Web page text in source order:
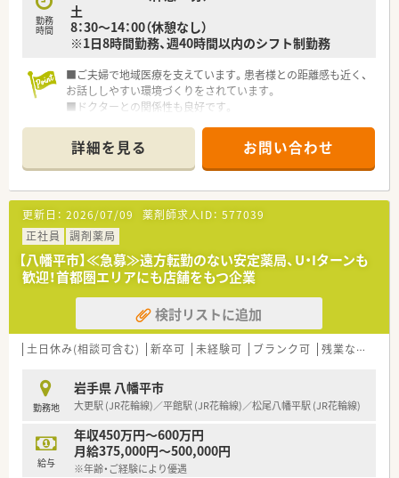
勤務
時間
土
8：30～14：00（休憩なし）
※1日8時間勤務、週40時間以内のシフト制勤務
■ご夫婦で地域医療を支えています。患者様との距離感も近く、
お話ししやすい環境づくりをされています。
■ドクターとの関係性も良好です。
■スタッフ通しもコミュニケーションが取れており、働きやすい
環境です。
■機材への投資も惜しまず、スタッフが安心して働ける環境を整
えています。
詳細を見る お問い合わせ
更新日： 2026/07/09 薬剤師求人ID： 577039
正社員
調剤薬局
【八幡平市】≪急募≫遠方転勤のない安定薬局、U・Iターンも
歓迎！首都圏エリアにも店舗をもつ企業
検討リストに追加
土日休み(相談可含む) 新卒可 未経験可 ブランク可 残業なし(ほぼなし含む)
勤務地
岩手県 八幡平市
大更駅 (JR花輪線)／平館駅 (JR花輪線)／松尾八幡平駅 (JR花輪線)
給与
年収450万円～600万円
月給375,000円～500,000円
※年齢・ご経験により優遇